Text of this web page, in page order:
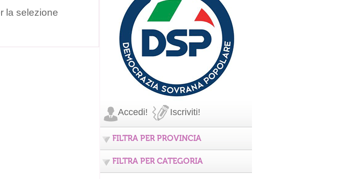
la selezione
Accedi! Iscriviti!
FILTRA PER PROVINCIA
FILTRA PER CATEGORIA